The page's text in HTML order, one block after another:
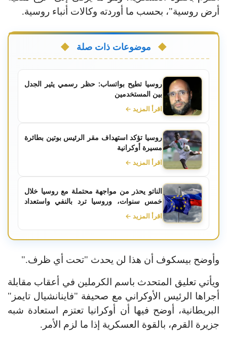
أرض روسية"، بحسب ما أوردته وكالات أنباء روسية.
موضوعات ذات صلة
روسيا تطيح بواتساب: حظر رسمي يثير الجدل
بين المستخدمين
اقرأ المزيد ←
روسيا تؤكد استهداف مقر الرئيس بوتين بطائرة
مسيرة أوكرانية
اقرأ المزيد ←
الناتو يحذر من مواجهة محتملة مع روسيا خلال
خمس سنوات، وروسيا ترد بالنفي واستعداد
لتقديم ضمانات أمنية
اقرأ المزيد ←
وأوضح بيسكوف أن هذا لن يحدث "تحت أي ظرف."
ويأتي تعليق المتحدث باسم الكرملين في أعقاب مقابلة
أجراها الرئيس الأوكراني مع صحيفة "فاينانشيال تايمز"
البريطانية، أوضح فيها أن أوكرانيا تعتزم استعادة شبه
جزيرة القرم، بالقوة العسكرية إذا ما لزم الأمر.